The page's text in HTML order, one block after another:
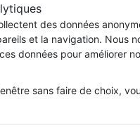
dans la forêt -
EAN
des données
et la navigation. Nous
données pour améliorer
sans faire de choix,